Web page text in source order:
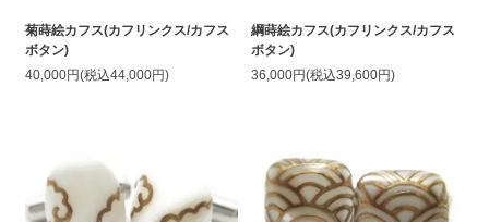
菊蒔絵カフス(カフリンクス/カフス
ボタン)
40,000円(税込44,000円)
綱蒔絵カフス(カフリンクス/カフス
ボタン)
36,000円(税込39,600円)